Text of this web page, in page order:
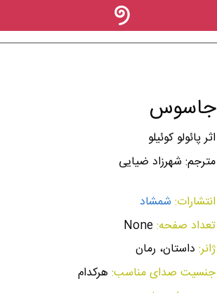
جاسوس
اثر پائولو کوئیلو
مترجم: شهرزاد ضیایی
انتشارات: شمشاد
تعداد صفحه:None
ژانر:داستان، رمان
جنسیت صدای مناسب:هرکدام